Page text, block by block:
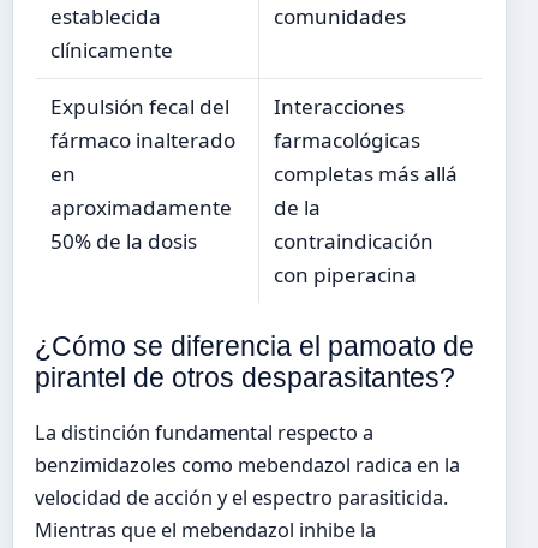
establecida
clínicamente
comunidades
Expulsión fecal del
fármaco inalterado
en
aproximadamente
50% de la dosis
Interacciones
farmacológicas
completas más allá
de la
contraindicación
con piperacina
¿Cómo se diferencia el pamoato de
pirantel de otros desparasitantes?
La distinción fundamental respecto a
benzimidazoles como mebendazol radica en la
velocidad de acción y el espectro parasiticida.
Mientras que el mebendazol inhibe la